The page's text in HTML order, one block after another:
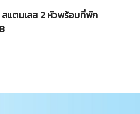
สแตนเลส 2 หัวพร้อมที่พัก